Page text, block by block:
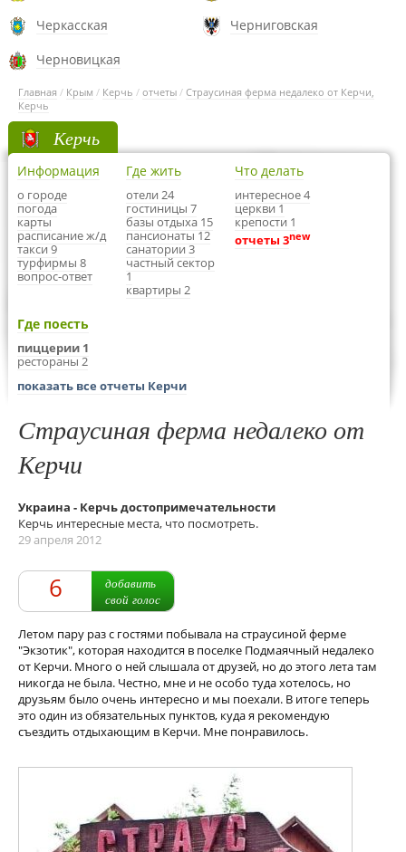
Черкасская
Черниговская
Черновицкая
Главная / Крым / Керчь / отчеты / Страусиная ферма недалеко от Керчи,
Керчь
Керчь
Информация
о городе
погода
карты
расписание ж/д
такси 9
турфирмы 8
вопрос-ответ
Где жить
отели 24
гостиницы 7
базы отдыха 15
пансионаты 12
санатории 3
частный сектор
1
квартиры 2
Что делать
интересное 4
церкви 1
крепости 1
отчеты 3new
Где поесть
пиццерии 1
рестораны 2
показать все отчеты Керчи
Страусиная ферма недалеко от
Керчи
Украина - Керчь достопримечательности
Керчь интересные места, что посмотреть.
29 апреля 2012
6
добавить
свой голос
Летом пару раз с гостями побывала на страусиной ферме
"Экзотик", которая находится в поселке Подмаячный недалеко
от Керчи. Много о ней слышала от друзей, но до этого лета там
никогда не была. Честно, мне и не особо туда хотелось, но
друзьям было очень интересно и мы поехали. В итоге теперь
это один из обязательных пунктов, куда я рекомендую
съездить отдыхающим в Керчи. Мне понравилось.